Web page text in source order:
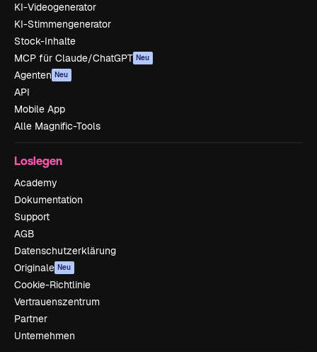
KI-Videogenerator
KI-Stimmengenerator
Stock-Inhalte
MCP für Claude/ChatGPT Neu
Agenten Neu
API
Mobile App
Alle Magnific-Tools
Loslegen
Academy
Dokumentation
Support
AGB
Datenschutzerklärung
Originale Neu
Cookie-Richtlinie
Vertrauenszentrum
Partner
Unternehmen